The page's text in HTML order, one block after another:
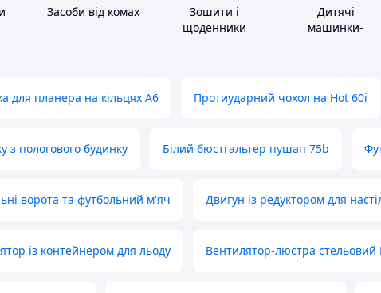
Засоби від комах
Зошити і
щоденники
Дитячі
машинки-
для планера на кільцях А6 Протиударний чохол на Hot 60i
пологового будинку Білий бюстгальтер пушап 75b
ворота та футбольний м'яч Двигун із редуктором для
із контейнером для льоду Вентилятор-люстра стельовий